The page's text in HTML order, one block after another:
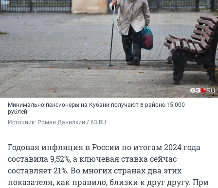
Минимально пенсионеры на Кубани получают в районе 15 000
рублей
Источник: Роман Данилкин / 63.RU
Годовая инфляция в России по итогам 2024 года
составила 9,52%, а ключевая ставка сейчас
составляет 21%. Во многих странах два этих
показателя, как правило, близки к друг другу. При